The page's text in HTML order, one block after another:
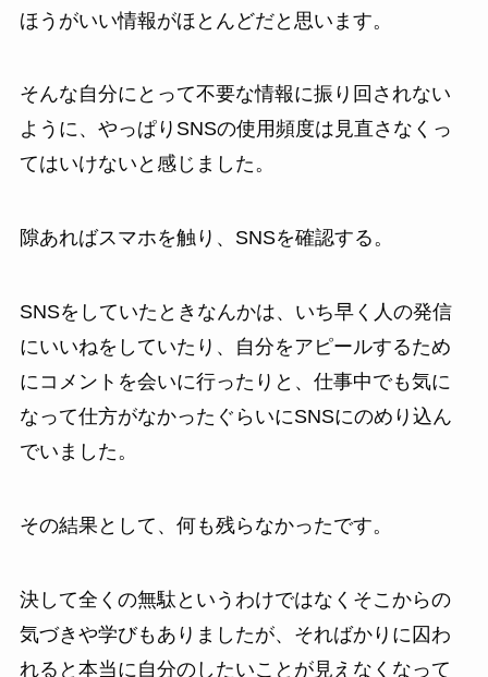
ほうがいい情報がほとんどだと思います。
そんな自分にとって不要な情報に振り回されない
ように、やっぱりSNSの使用頻度は見直さなくっ
てはいけないと感じました。
隙あればスマホを触り、SNSを確認する。
SNSをしていたときなんかは、いち早く人の発信
にいいねをしていたり、自分をアピールするため
にコメントを会いに行ったりと、仕事中でも気に
なって仕方がなかったぐらいにSNSにのめり込ん
でいました。
その結果として、何も残らなかったです。
決して全くの無駄というわけではなくそこからの
気づきや学びもありましたが、そればかりに囚わ
れると本当に自分のしたいことが見えなくなって